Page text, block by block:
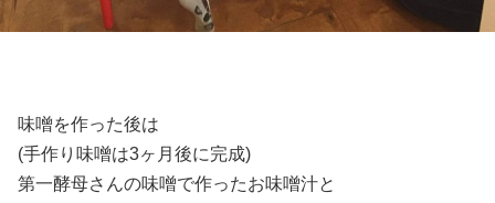
味噌を作った後は
(手作り味噌は3ヶ月後に完成)
第一酵母さんの味噌で作ったお味噌汁と